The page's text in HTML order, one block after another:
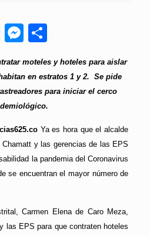
Telegram
Messenger
moteles y hoteles para aislar
en estratos 1 y 2. Se pide
para iniciar el cerco
Ya es hora que el alcalde
y las gerencias de las EPS
la pandemia del Coronavirus
se encuentran el mayor número de
Carmen Elena de Caro Meza,
las EPS para que contraten hoteles